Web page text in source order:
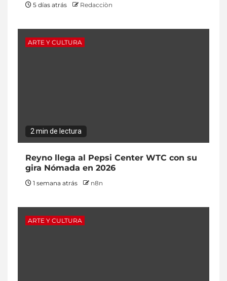
5 días atrás Redacciòn
ARTE Y CULTURA
2 min de lectura
Reyno llega al Pepsi Center WTC con su
gira Nómada en 2026
1 semana atrás n8n
ARTE Y CULTURA